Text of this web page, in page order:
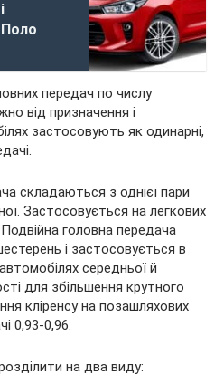
передач по числу
від призначення і
застосовують як одинарні,
складаються з однієї пари
Застосовується на легкових
головна передача
і застосовується в
середньої й
для збільшення крутного
кліренсу на позашляхових
0,93-0,96.
на два виду: